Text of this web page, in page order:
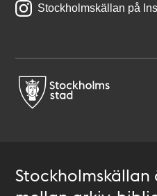
Stockholmskällan på